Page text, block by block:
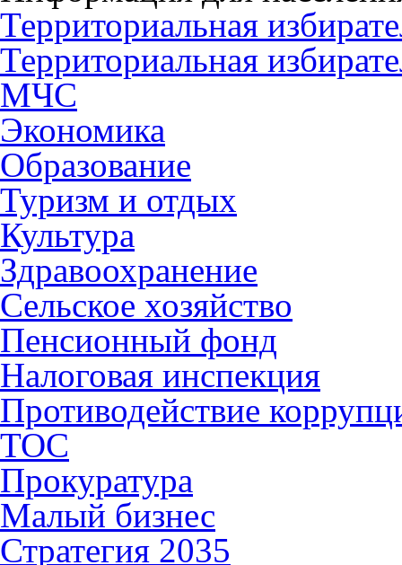
Территориальная
Территориальная
МЧС
Экономика
Образование
Туризм и отдых
Культура
Здравоохранение
Сельское хозяйство
Пенсионный фонд
Налоговая инспекция
Противодействие
ТОС
Прокуратура
Малый бизнес
Стратегия 2035